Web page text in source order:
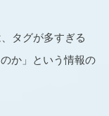
タグが多すぎる
か」という情報の